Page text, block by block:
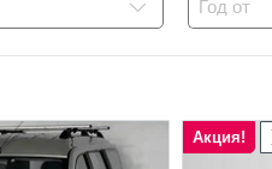
Год от
Акция!